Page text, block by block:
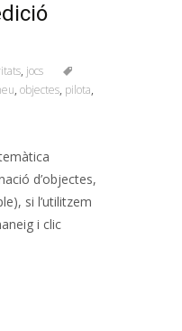
, jocs
, objectes, pilota,
d’objectes,
si l’utilitzem
i clic